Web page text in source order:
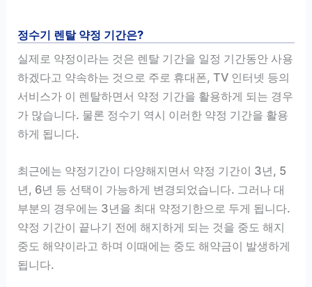
정수기 렌탈 약정 기간은?
실제로 약정이라는 것은 렌탈 기간을 일정 기간동안 사용
하겠다고 약속하는 것으로 주로 휴대폰, TV 인터넷 등의
서비스가 이 렌탈하면서 약정 기간을 활용하게 되는 경우
가 많습니다. 물론 정수기 역시 이러한 약정 기간을 활용
하게 됩니다.
최근에는 약정기간이 다양해지면서 약정 기간이 3년, 5
년, 6년 등 선택이 가능하게 변경되었습니다. 그러나 대
부분의 경우에는 3년을 최대 약정기한으로 두게 됩니다.
약정 기간이 끝나기 전에 해지하게 되는 것을 중도 해지
중도 해약이라고 하며 이때에는 중도 해약금이 발생하게
됩니다.